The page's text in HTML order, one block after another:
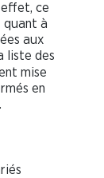
ce
quant à
aux
liste des
mise
en